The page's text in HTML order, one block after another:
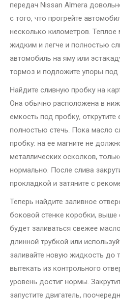
передач Nissan Almera
с того, что прогрейте
несколько километров. Теплое
жидким и легче и полностью
автомобиль на яму или
тормоз и подложите упоры под
Найдите сливную пробку на
Она обычно расположена в
емкость под пробку,
полностью стечь. Пока масло
пробку: на ее магните не
металлических осколков,
нормально. После слива
прокладкой и затяните с
Теперь найдите заливное
боковой стенке коробки, выше
будет заливаться свежее
длинной трубкой или
заливайте новую жидкость до
вытекать из контрольного
уровень достиг нормы.
запустите двигатель,